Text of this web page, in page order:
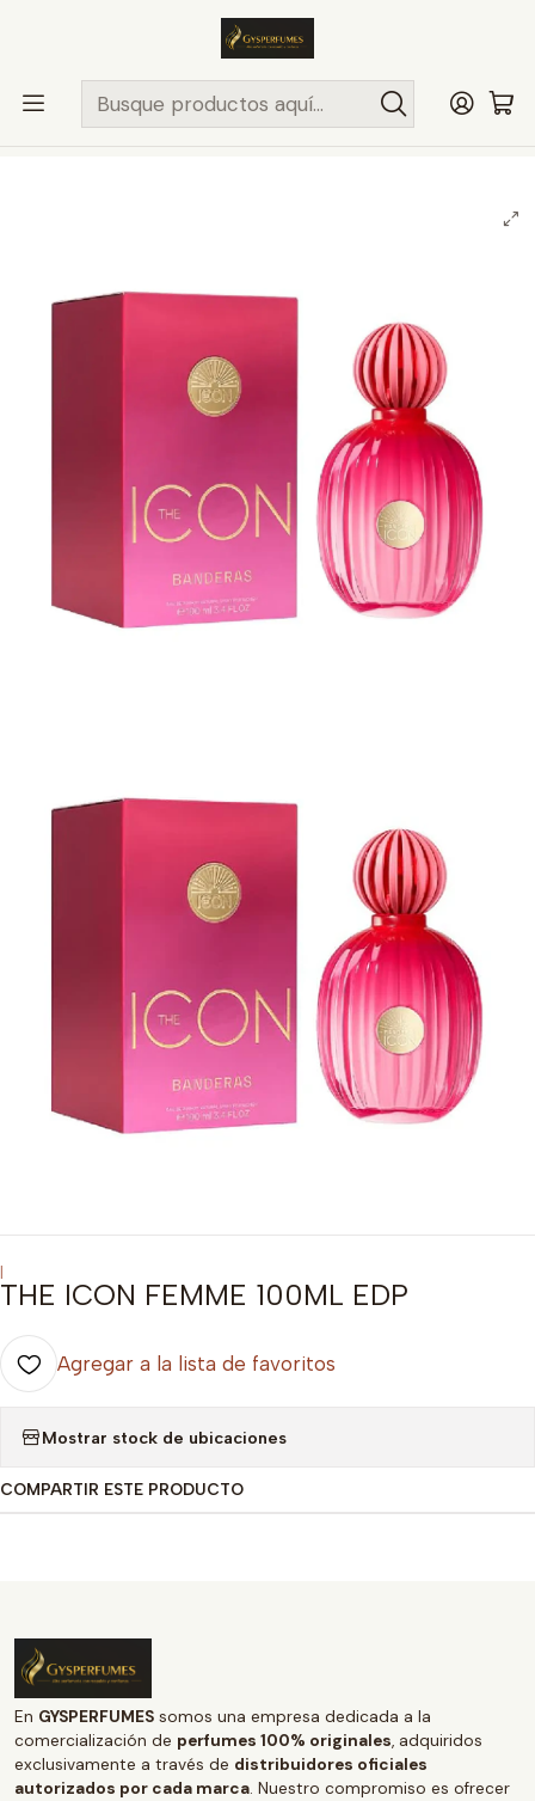
en compras hasta las 13Hrs, valido solo en
Comunas ..>>
Inicio PERFUMES Y COLONIAS ANTONIO BANDERAS
MUJER
THE ICON FEMME 100ML EDP
|
THE ICON FEMME 100ML EDP
Agregar a la lista de favoritos
Mostrar stock de ubicaciones
COMPARTIR ESTE PRODUCTO
En GYSPERFUMES somos una empresa dedicada a la
comercialización de perfumes 100% originales, adquiridos
exclusivamente a través de distribuidores oficiales
autorizados por cada marca. Nuestro compromiso es ofrecer